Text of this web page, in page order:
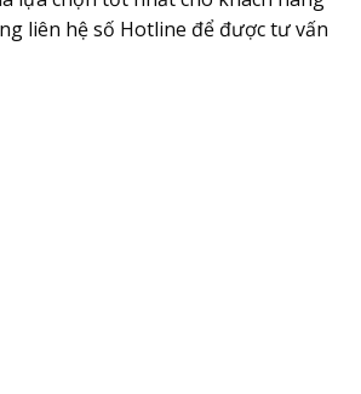
liên hệ số Hotline để được tư vấn